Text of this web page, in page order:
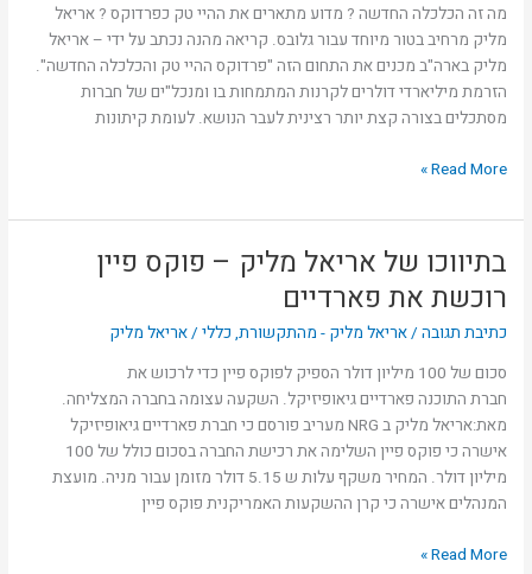
מה זה הכלכלה החדשה ? מדוע מתארים את ההיי טק כפרדוקס ? אריאל
מליק מרחיב בטור מיוחד עבור גלובס. קריאה מהנה נכתב על ידי – אריאל
מליק בארה"ב מכנים את התחום הזה "פרדוקס ההיי טק והכלכלה החדשה".
הזרמת מיליארדי דולרים לקרנות המתמחות בו ומנכל"ים של חברות
מסתכלים בצורה קצת יותר רצינית לעבר הנושא. לעומת קיתונות
טק
והכלכלה
החדשה
Read More »
בתיווכו של אריאל מליק – פוקס פיין
רוכשת את פארדיים
כתיבת תגובה /אריאל מליק - מהתקשורת, כללי /אריאל מליק
סכום של 100 מיליון דולר הספיק לפוקס פיין כדי לרכוש את
חברת התוכנה פארדיים גיאופיזיקל. השקעה עצומה בחברה המצליחה.
מאת:אריאל מליק ב NRG מעריב פורסם כי חברת פארדיים גיאופיזיקל
אישרה כי פוקס פיין השלימה את רכישת החברה בסכום כולל של 100
מיליון דולר. המחיר משקף עלות ש 5.15 דולר מזומן עבור מניה. מועצת
המנהלים אישרה כי קרן ההשקעות האמריקנית פוקס פיין
בתיווכו
אריאל
מליק
פארדיים
Read More »